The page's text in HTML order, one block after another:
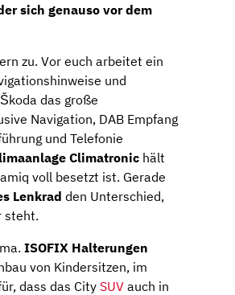
sich genauso vor dem
zu. Vor euch arbeitet ein
und
das große
Navigation, DAB Empfang
und Telefonie
Climatronic hält
voll besetzt ist. Gerade
Lenkrad den Unterschied,
steht.
ISOFIX Halterungen
von Kindersitzen, im
dass das City SUV auch in